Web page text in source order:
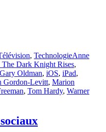
, TechnologieÉtiquettes
Anne
The Dark Knight Rises,
Gary Oldman, iOS, iPad,
Gordon-Levitt, Marion
, Tom Hardy, Warner